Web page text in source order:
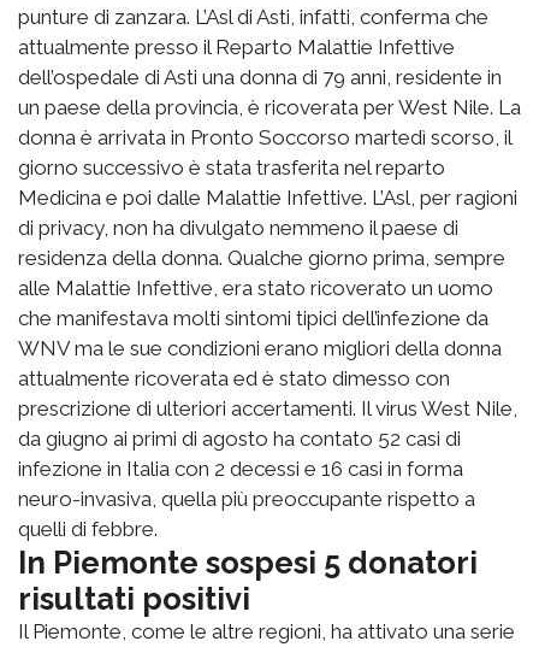
punture di zanzara. L’Asl di Asti, infatti, conferma che
attualmente presso il Reparto Malattie Infettive
dell’ospedale di Asti una donna di 79 anni, residente in
un paese della provincia, è ricoverata per West Nile. La
donna è arrivata in Pronto Soccorso martedì scorso, il
giorno successivo è stata trasferita nel reparto
Medicina e poi dalle Malattie Infettive. L’Asl, per ragioni
di privacy, non ha divulgato nemmeno il paese di
residenza della donna. Qualche giorno prima, sempre
alle Malattie Infettive, era stato ricoverato un uomo
che manifestava molti sintomi tipici dell’infezione da
WNV ma le sue condizioni erano migliori della donna
attualmente ricoverata ed è stato dimesso con
prescrizione di ulteriori accertamenti. Il virus West Nile,
da giugno ai primi di agosto ha contato 52 casi di
infezione in Italia con 2 decessi e 16 casi in forma
neuro-invasiva, quella più preoccupante rispetto a
quelli di febbre.
In Piemonte sospesi 5 donatori
risultati positivi
Il Piemonte, come le altre regioni, ha attivato una serie